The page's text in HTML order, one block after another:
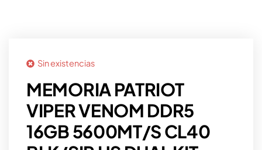
Sin existencias
MEMORIA PATRIOT
VIPER VENOM DDR5
16GB 5600MT/S CL40